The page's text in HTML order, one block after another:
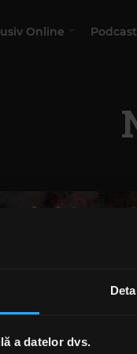
a datelor dvs.
Online